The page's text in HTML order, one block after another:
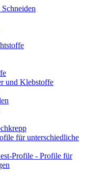
und Klebstoffe
für unterschiedliche
Profile - Profile für